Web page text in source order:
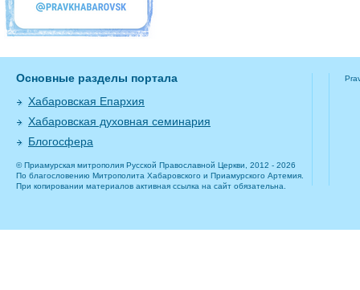
Основные разделы портала
Хабаровская Епархия
Хабаровская духовная семинария
Блогосфера
© Приамурская митрополия Русской Православной Церкви, 2012 - 2026
По благословению Митрополита Хабаровского и Приамурского Артемия.
При копировании материалов активная ссылка на сайт обязательна.